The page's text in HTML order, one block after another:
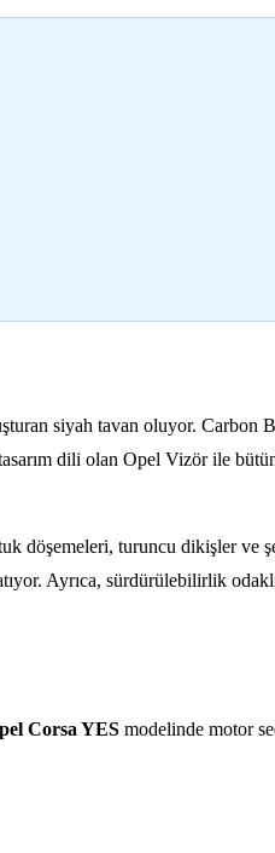
siyah tavan oluyor. Carbon
dili olan Opel Vizör ile
turuncu dikişler ve
Ayrıca, sürdürülebilirlik
Corsa YES modelinde motor